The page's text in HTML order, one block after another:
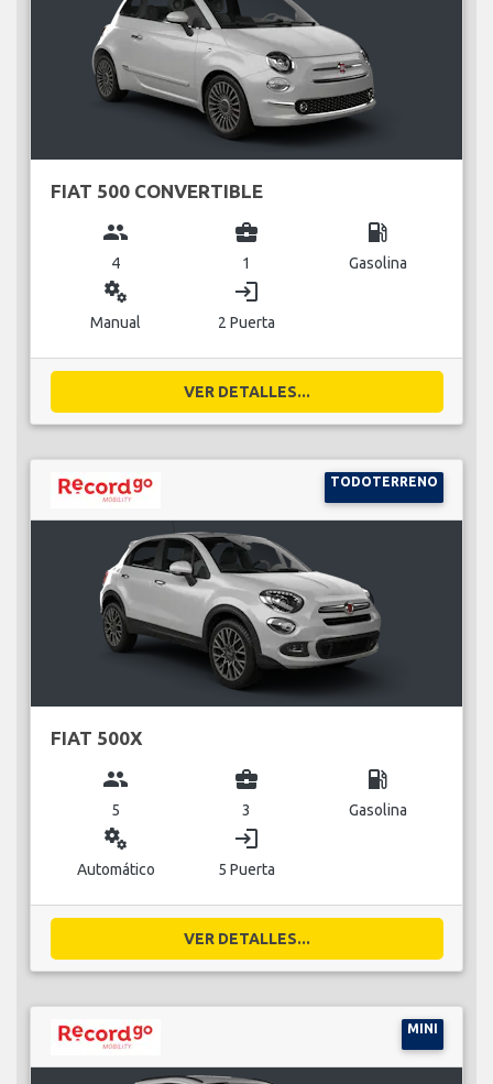
FIAT 500 CONVERTIBLE
group
4
business_center
1
local_gas_station
Gasolina
miscellaneous_services
Manual
login
2 Puerta
VER DETALLES...
TODOTERRENO
FIAT 500X
group
5
business_center
3
local_gas_station
Gasolina
miscellaneous_services
Automático
login
5 Puerta
VER DETALLES...
MINI